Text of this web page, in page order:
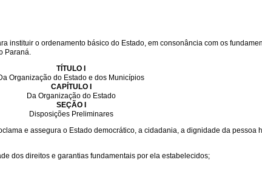
instituir o ordenamento básico do Estado, em consonância com os
Paraná.
TÍTULO I
Organização do Estado e dos Municípios
CAPÍTULO I
Da Organização do Estado
SEÇÃO I
Disposições Preliminares
e assegura o Estado democrático, a cidadania, a dignidade da
dos direitos e garantias fundamentais por ela estabelecidos;